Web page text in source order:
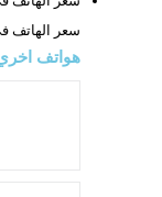
سعر الهاتف في
هواتف